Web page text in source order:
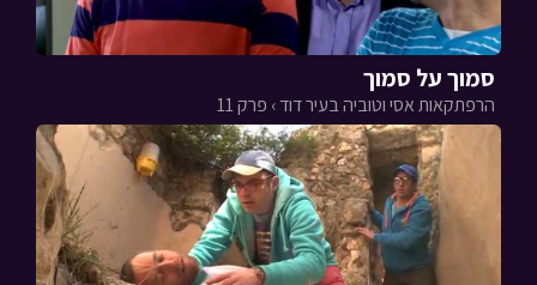
סמוך על סמוך
הרפתקאות אסי וטוביה בעיר דוד › פרק 11